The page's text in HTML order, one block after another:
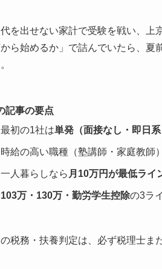
を出せない家計で受験を戦い、上
ら始めるか」で詰んでいたら、
記事の要点
最初の1社は単発（面接なし・即日系
時給の高い職種（塾講師・家庭教師
一人暮らしなら 月10万円が最低ライ
103万・130万・勤労学生控除の3ラ
の税務・扶養判定は、必ず税理士